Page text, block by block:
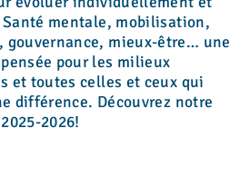
mentale, mobilisation,
gouvernance, mieux-être… une
pour les milieux
et toutes celles et ceux qui
différence. Découvrez notre
2026!